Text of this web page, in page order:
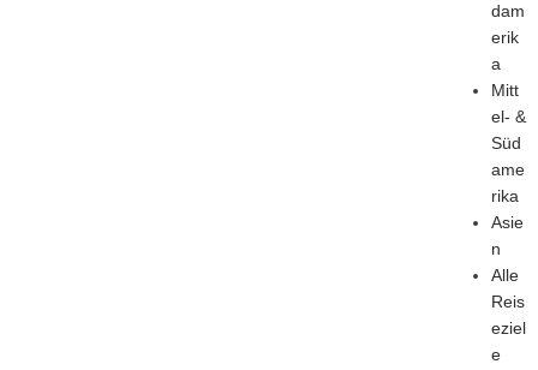
dam
erik
a
Mitt
el- &
Süd
ame
rika
Asie
n
Alle
Reis
eziel
e